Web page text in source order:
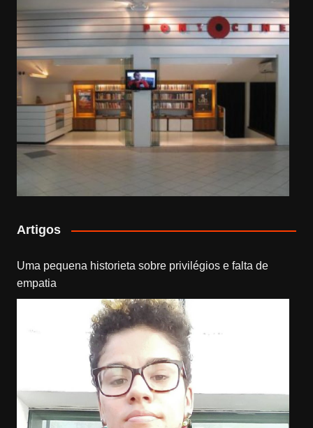
Artigos
Uma pequena historieta sobre privilégios e falta de
empatia